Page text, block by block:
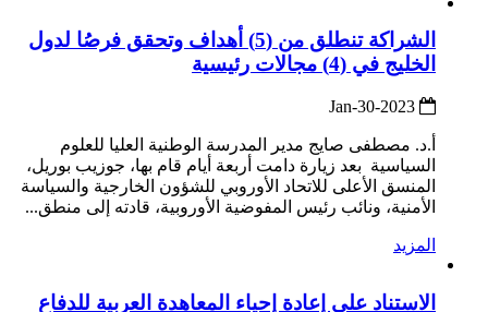
الشراكة تنطلق من (5) أهداف وتحقق فرصُا لدول
الخليج في (4) مجالات رئيسية
أ.د. مصطفى صايج مدير المدرسة الوطنية العليا للعلوم
السياسية بعد زيارة دامت أربعة أيام قام بها، جوزيب بوريل،
المنسق الأعلى للاتحاد الأوروبي للشؤون الخارجية والسياسة
الأمنية، ونائب رئيس المفوضية الأوروبية، قادته إلى منطق...
المزيد
الاستناد على إعادة إحياء المعاهدة العربية للدفاع